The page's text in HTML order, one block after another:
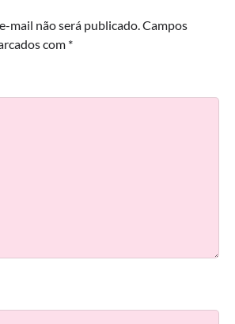
mail não será publicado.Campos
com *